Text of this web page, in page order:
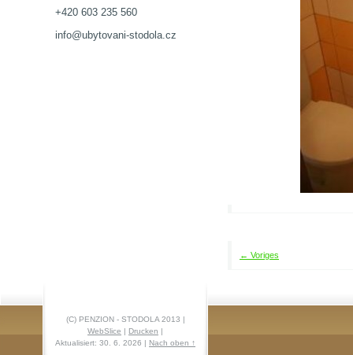
← Voriges
+420 603 235 560
info@ubytovani-stodola.cz
(C) PENZION - STODOLA 2013 |
WebSlice | Drucken |
Aktualisiert: 30. 6. 2026 | Nach oben ↑